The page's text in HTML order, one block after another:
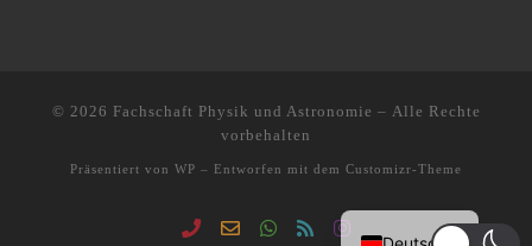
© 2026 Fachschaft Physik und Astronomie – Alle Rechte
vorbehalten
Präsentiert von WP – Entworfen mit dem Customizr-Theme